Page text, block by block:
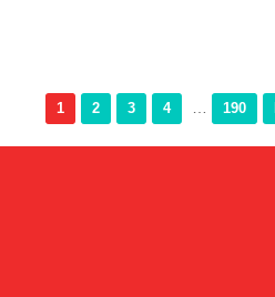
1 2 3 4 190